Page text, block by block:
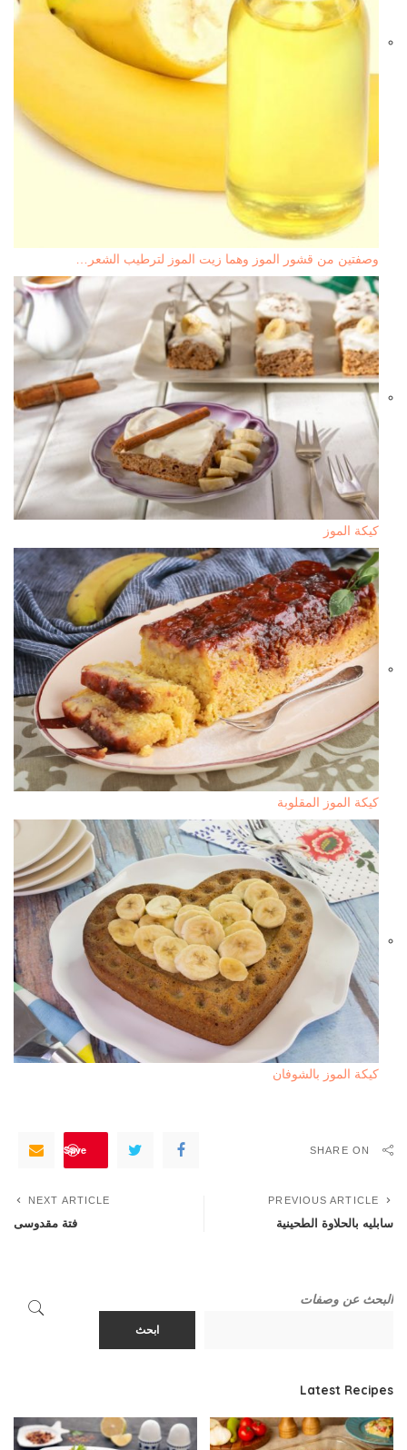
وصفتين من قشور الموز وهما زيت الموز لترطيب الشعر…
كيكة الموز
كيكة الموز المقلوبة
كيكة الموز بالشوفان
SHARE ON
Save
PREVIOUS ARTICLE
سابليه بالحلاوة الطحينية
NEXT ARTICLE
فتة مقدوسى
البحث عن وصفات
ابحث
Latest Recipes